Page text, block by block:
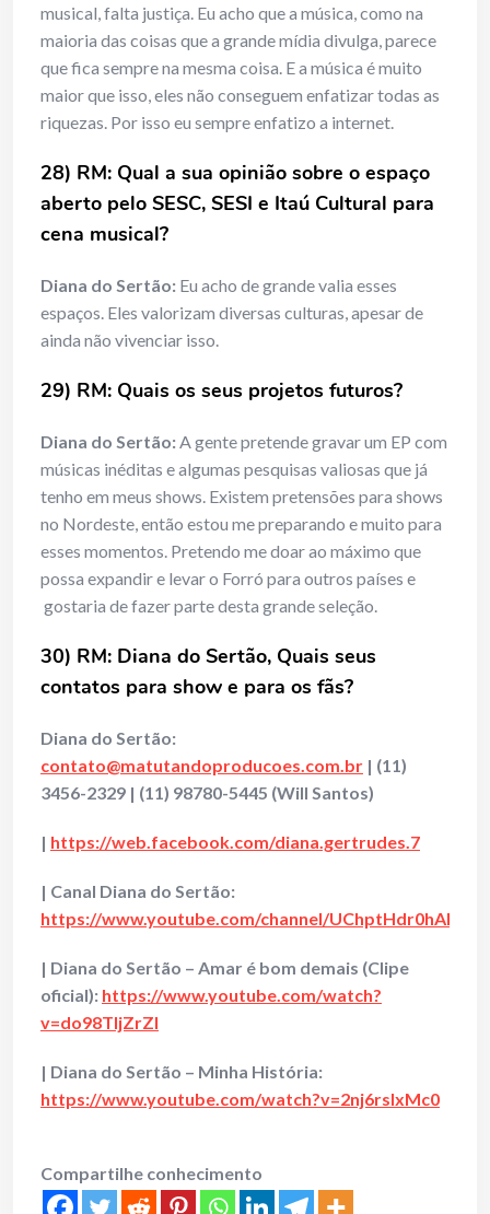
musical, falta justiça. Eu acho que a música, como na
maioria das coisas que a grande mídia divulga, parece
que fica sempre na mesma coisa. E a música é muito
maior que isso, eles não conseguem enfatizar todas as
riquezas. Por isso eu sempre enfatizo a internet.
28) RM: Qual a sua opinião sobre o espaço
aberto pelo SESC, SESI e Itaú Cultural para
cena musical?
Diana do Sertão: Eu acho de grande valia esses
espaços. Eles valorizam diversas culturas, apesar de
ainda não vivenciar isso.
29) RM: Quais os seus projetos futuros?
Diana do Sertão:A gente pretende gravar um EP com
músicas inéditas e algumas pesquisas valiosas que já
tenho em meus shows. Existem pretensões para shows
no Nordeste, então estou me preparando e muito para
esses momentos. Pretendo me doar ao máximo que
possa expandir e levar o Forró para outros países e
gostaria de fazer parte desta grande seleção.
30) RM: Diana do Sertão, Quais seus
contatos para show e para os fãs?
Diana do Sertão:
contato@matutandoproducoes.com.br | (11)
3456-2329 | (11) 98780-5445 (Will Santos)
| https://web.facebook.com/diana.gertrudes.7
| Canal Diana do Sertão:
https://www.youtube.com/channel/
| Diana do Sertão – Amar é bom demais (Clipe
oficial): https://www.youtube.com/watch?
v=do98TljZrZI
| Diana do Sertão – Minha História:
https://www.youtube.com/watch?v=2nj6rsIxMc0
Compartilhe conhecimento